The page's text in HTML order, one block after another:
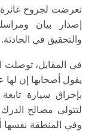
تعرضت لجروح غائرة
إصدار بيان
والتحقيق في الحادثة.
في المقابل، توصلت
يقول أصحابها إن لها
بإحراق سيارة
لتتولى مصالح
وفي المنطقة نفسها